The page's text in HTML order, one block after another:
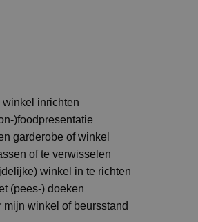
inrichten
)foodpresentatie
garderobe of winkel
of te verwisselen
winkel in te richten
(pees-) doeken
winkel of beursstand